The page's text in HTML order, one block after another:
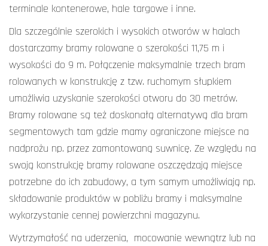
terminale kontenerowe, hale targowe i inne.
Dla szczególnie szerokich i wysokich otworów w halach
dostarczamy bramy rolowane o szerokości 11,75 m i
wysokości do 9 m. Połączenie maksymalnie trzech bram
rolowanych w konstrukcję z tzw. ruchomym słupkiem
umożliwia uzyskanie szerokości otworu do 30 metrów.
Bramy rolowane są też doskonałą alternatywą dla bram
segmentowych tam gdzie mamy ograniczone miejsce na
nadprożu np. przez zamontowaną suwnicę. Ze względu na
swoją konstrukcję bramy rolowane oszczędzają miejsce
potrzebne do ich zabudowy, a tym samym umożliwiają np.
składowanie produktów w pobliżu bramy i maksymalne
wykorzystanie cennej powierzchni magazynu.
Wytrzymałość na uderzenia, mocowanie wewnątrz lub na